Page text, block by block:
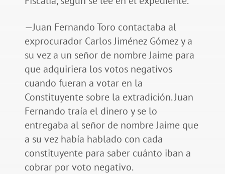
—Juan Fernando Toro contactaba al
exprocurador Carlos Jiménez Gómez y a
su vez a un señor de nombre Jaime para
que adquiriera los votos negativos
cuando fueran a votar en la
Constituyente sobre la extradición. Juan
Fernando traía el dinero y se lo
entregaba al señor de nombre Jaime que
a su vez había hablado con cada
constituyente para saber cuánto iban a
cobrar por voto negativo.